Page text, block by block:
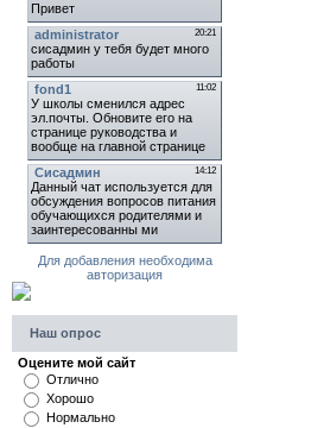
Для добавления необходима
авторизация
Наш опрос
Оцените мой сайт
Отлично
Хорошо
Нормально